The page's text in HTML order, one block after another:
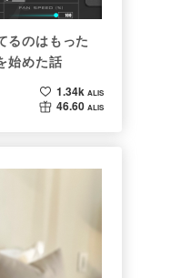
るのはもった
始めた話
1.34k ALIS
46.60 ALIS